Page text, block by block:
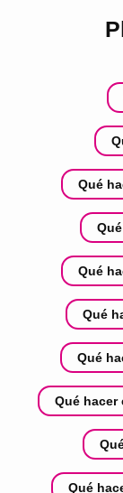
Qué
Qué
Qué
Qué
Qué hacer
Qué